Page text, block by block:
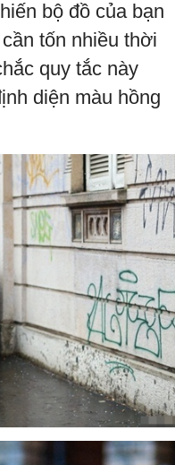
bộ đồ của bạn
tốn nhiều thời
quy tắc này
diện màu hồng